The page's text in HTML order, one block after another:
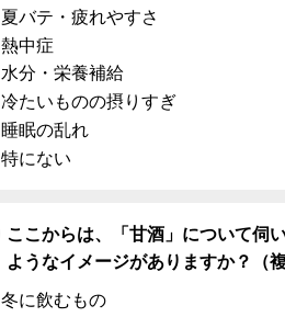
夏バテ・疲れやすさ
熱中症
水分・栄養補給
冷たいものの摂りすぎ
睡眠の乱れ
特にない
ここからは、「甘酒」について伺
ようなイメージがありますか？（
冬に飲むもの